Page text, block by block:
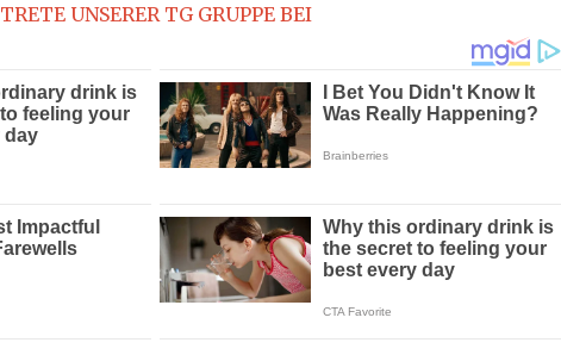
TRETE UNSERER TG GRUPPE BEI